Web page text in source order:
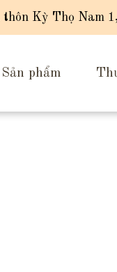
Kỳ Thọ Nam
Sản phẩm